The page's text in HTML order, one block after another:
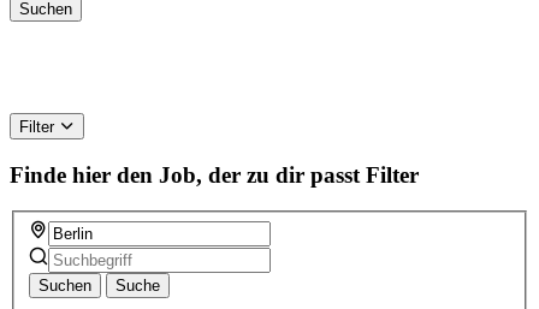
Filter
Finde hier den Job, der zu dir passt Filter
Suchen Suche